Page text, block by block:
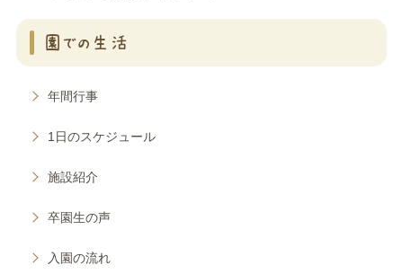
園での生活
年間行事
1日のスケジュール
施設紹介
卒園生の声
入園の流れ